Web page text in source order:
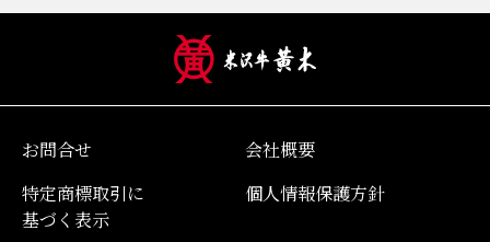
お問合せ
会社概要
特定商標取引に
基づく表示
個人情報保護方針